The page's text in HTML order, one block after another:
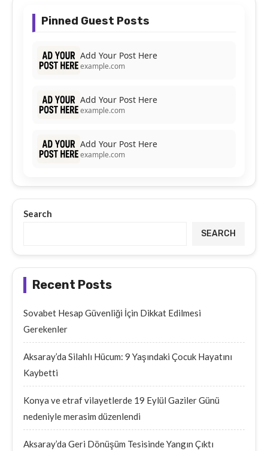
Pinned Guest Posts
Add Your Post Here
example.com
Add Your Post Here
example.com
Add Your Post Here
example.com
Search
SEARCH
Recent Posts
Sovabet Hesap Güvenliği İçin Dikkat Edilmesi
Gerekenler
Aksaray’da Silahlı Hücum: 9 Yaşındaki Çocuk Hayatını
Kaybetti
Konya ve etraf vilayetlerde 19 Eylül Gaziler Günü
nedeniyle merasim düzenlendi
Aksaray’da Geri Dönüşüm Tesisinde Yangın Çıktı